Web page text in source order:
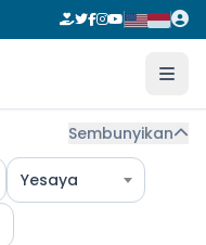
Sembunyikan
Yesaya